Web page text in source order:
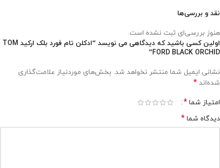
نقد و بررسی‌ها
هنوز بررسی‌ای ثبت نشده است.
اولین کسی باشید که دیدگاهی می نویسد “ادکلن تام فورد بلک ارکید TOM
FORD BLACK ORCHID”
نشانی ایمیل شما منتشر نخواهد شد. بخش‌های موردنیاز علامت‌گذاری
شده‌اند *
امتیاز شما *
دیدگاه شما *